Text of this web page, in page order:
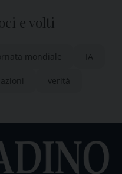
e volti
mondiale IA
verità